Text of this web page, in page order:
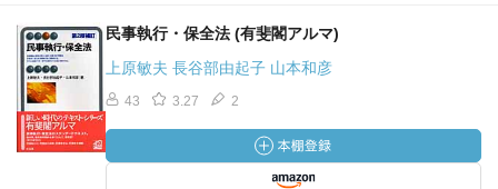
民事執行・保全法 (有斐閣アルマ)
上原敏夫 長谷部由起子 山本和彦
43 3.27 2